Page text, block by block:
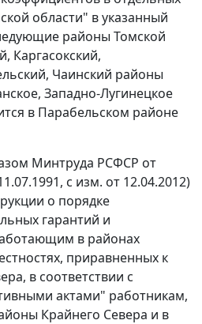
области" в указанный
районы Томской
Каргасокский,
Чаинский районы
Западно-Лугинецкое
в Парабельском районе
Минтруда РСФСР от
с изм. от 12.04.2012)
о порядке
гарантий и
в районах
приравненных к
в соответствии с
актами" работникам,
Крайнего Севера и в